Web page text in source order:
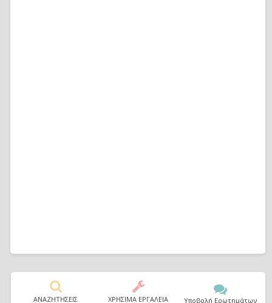
ΑΝΑΖΗΤΗΣΕΙΣ ΧΡΗΣΙΜΑ ΕΡΓΑΛΕΙΑ Υποβολή Ερωτημάτων